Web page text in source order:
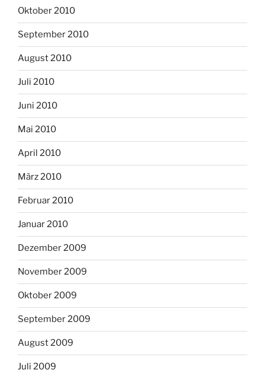
Oktober 2010
September 2010
August 2010
Juli 2010
Juni 2010
Mai 2010
April 2010
März 2010
Februar 2010
Januar 2010
Dezember 2009
November 2009
Oktober 2009
September 2009
August 2009
Juli 2009